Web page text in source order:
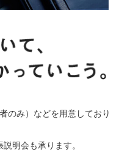
のみ）などを用意しており
明会も承ります。